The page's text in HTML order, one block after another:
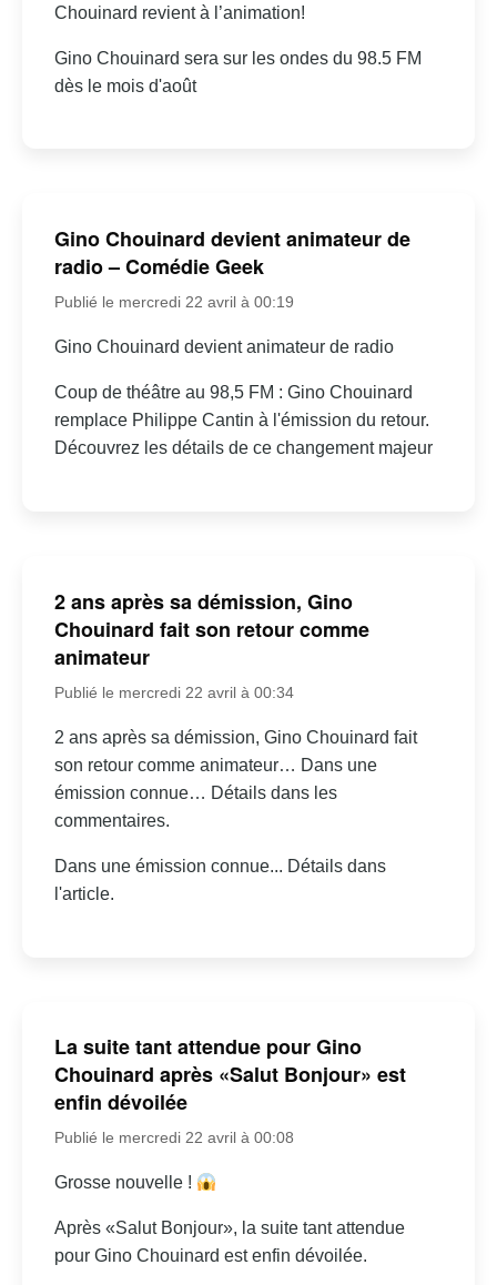
Chouinard revient à l’animation!
Gino Chouinard sera sur les ondes du 98.5 FM
dès le mois d'août
Gino Chouinard devient animateur de
radio – Comédie Geek
Publié le mercredi 22 avril à 00:19
Gino Chouinard devient animateur de radio
Coup de théâtre au 98,5 FM : Gino Chouinard
remplace Philippe Cantin à l'émission du retour.
Découvrez les détails de ce changement majeur
2 ans après sa démission, Gino
Chouinard fait son retour comme
animateur
Publié le mercredi 22 avril à 00:34
2 ans après sa démission, Gino Chouinard fait
son retour comme animateur… Dans une
émission connue… Détails dans les
commentaires.
Dans une émission connue... Détails dans
l'article.
La suite tant attendue pour Gino
Chouinard après «Salut Bonjour» est
enfin dévoilée
Publié le mercredi 22 avril à 00:08
Grosse nouvelle !
Après «Salut Bonjour», la suite tant attendue
pour Gino Chouinard est enfin dévoilée.